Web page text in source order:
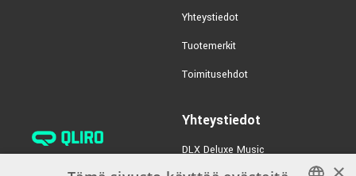
Yhteystiedot
Tuotemerkit
Toimitusehdot
Yhteystiedot
DLX Deluxe Music
verkkokaupan asiakaspalvelu: